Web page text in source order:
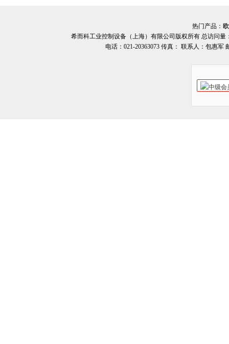
热门产品：
希而科工业控制设备（上海）有限公司版权所有 总访问量
电话：021-20363073 传真： 联系人：包惠军